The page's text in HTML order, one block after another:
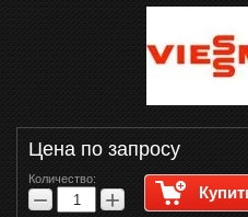
Цена по запросу
Количество:
− +
WhatsApp